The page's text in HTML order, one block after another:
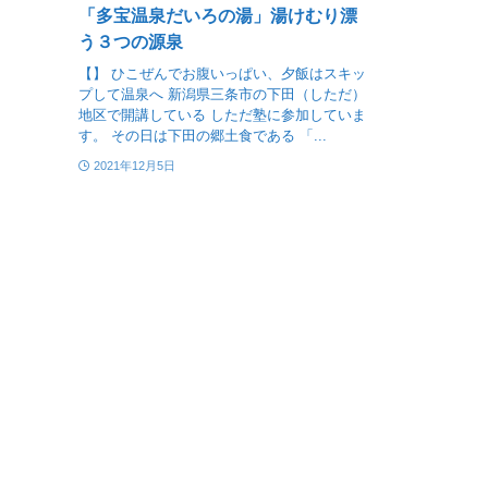
「多宝温泉だいろの湯」湯けむり漂
う３つの源泉
【】 ひこぜんでお腹いっぱい、夕飯はスキッ
プして温泉へ 新潟県三条市の下田（しただ）
地区で開講している しただ塾に参加していま
す。 その日は下田の郷土食である 「...
2021年12月5日